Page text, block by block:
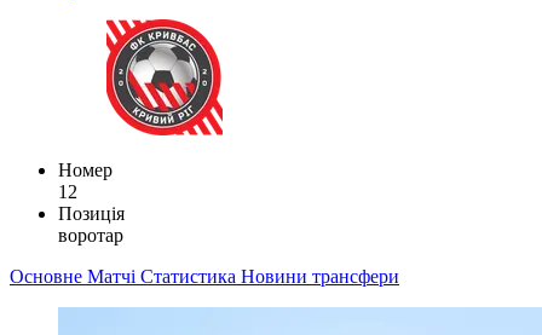
Номер
12
Позиція
воротар
Основне Матчі Статистика Новини трансфери